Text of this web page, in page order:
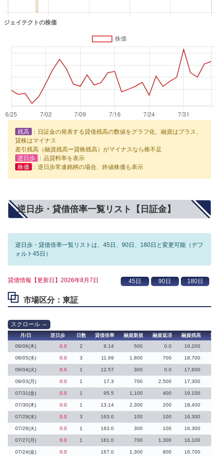
残高
：日証金の発表する貸借残高の数値をグラフ化、融資はプラス、
貸株はマイナス
差引残高（融資残高ー貸株残高）がマイナスなら株不足
逆日歩
：品貸料率を表示
株価
：逆日歩常連銘柄の場合、終値株価も表示
逆日歩・貸借倍率一覧リスト【日証金】
逆日歩・貸借倍率一覧リストは、45日、90日、180日と変更可能（デフ
ォルト45日）
貸借情報【更新日】2026年8月7日
市場区分：東証
月/日 逆日歩 日数 貸借倍率 融資新規 融資返済 融資残高
貸
08/06(木)
0.0 2 9.14 500 0.0 19,200
08/05(水) 0.0 3 11.69 1,800 700 18,700
08/04(火) 0.0 1 12.57 300 0.0 17,600
08/03(月) 0.0 1 17.3 700 2,500 17,300
07/31(金) 0.0 1 95.5 1,100 400 19,100
07/30(木) 0.0 1 13.14 2,300 200 18,400
07/29(水) 0.0 3 163.0 100 100 16,300
07/28(火) 0.0 1 163.0 300 100 16,300
07/27(月) 0.0 1 161.0 700 1,300 16,100
07/24(金) 0.0 167.0 1,300 800 16,700